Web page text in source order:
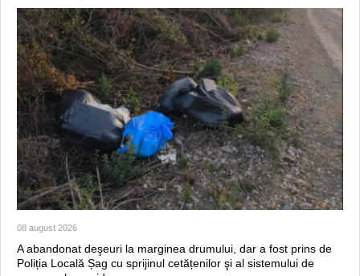
08 august 2026
A abandonat deşeuri la marginea drumului, dar a fost prins de
Poliția Locală Șag cu sprijinul cetățenilor şi al sistemului de